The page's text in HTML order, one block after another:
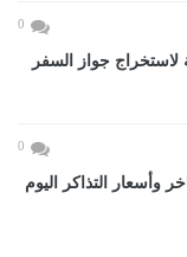
0
لاستخراج جواز السفر
0
وأسعار التذاكر اليوم